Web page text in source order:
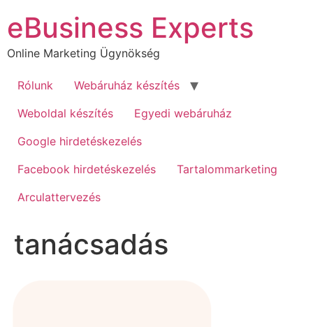
tartalomhoz
eBusiness Experts
Online Marketing Ügynökség
Rólunk
Webáruház készítés
Weboldal készítés
Egyedi webáruház
Google hirdetéskezelés
Facebook hirdetéskezelés
Tartalommarketing
Arculattervezés
tanácsadás